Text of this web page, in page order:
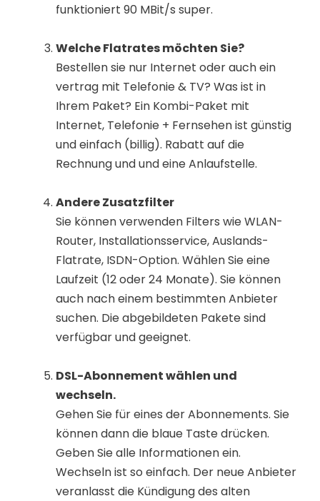
funktioniert 90 MBit/s super.
Welche Flatrates möchten Sie?
Bestellen sie nur Internet oder auch ein
vertrag mit Telefonie & TV? Was ist in
Ihrem Paket? Ein Kombi-Paket mit
Internet, Telefonie + Fernsehen ist günstig
und einfach (billig). Rabatt auf die
Rechnung und und eine Anlaufstelle.
Andere Zusatzfilter
Sie können verwenden Filters wie WLAN-
Router, Installationsservice, Auslands-
Flatrate, ISDN-Option. Wählen Sie eine
Laufzeit (12 oder 24 Monate). Sie können
auch nach einem bestimmten Anbieter
suchen. Die abgebildeten Pakete sind
verfügbar und geeignet.
DSL-Abonnement wählen und
wechseln.
Gehen Sie für eines der Abonnements. Sie
können dann die blaue Taste drücken.
Geben Sie alle Informationen ein.
Wechseln ist so einfach. Der neue Anbieter
veranlasst die Kündigung des alten